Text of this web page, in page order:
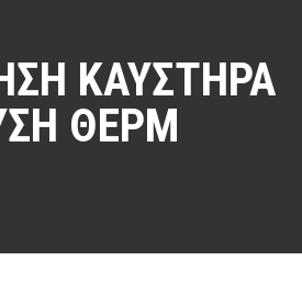
ΚΑΥΣΤΉΡΑ
ΘΕΡΜ